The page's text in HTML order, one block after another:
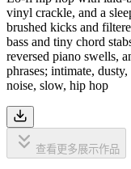
vinyl crackle, and a
brushed kicks and
bass and tiny chord
reversed piano swells,
phrases; intimate,
noise, slow, hip hop
查看更多展示作品